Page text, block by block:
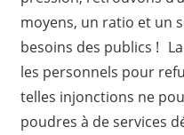
moyens, un ratio et un
besoins des publics !
les personnels pour
telles injonctions ne
poudres à de services